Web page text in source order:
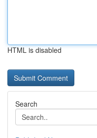
HTML is disabled
Search